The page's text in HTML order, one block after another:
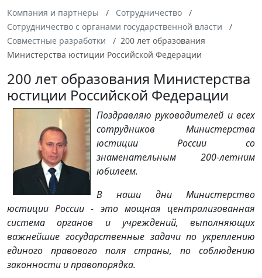
Компания и партнеры
Cотрудничество
Сотрудничество с органами государственной власти
Совместные разработки
200 лет образования
Министерства юстиции Российской Федерации
200 лет образования Министерства
юстиции Российской Федерации
Поздравляю руководителей и всех
сотрудников Министерства
юстиции России со
знаменательным 200-летним
юбилеем.
В наши дни Министерство
юстиции России - это мощная централизованная
система органов и учреждений, выполняющих
важнейшие государственные задачи по укреплению
единого правового поля страны, по соблюдению
законности и правопорядка.